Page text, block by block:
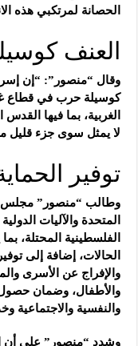
الحصانة لمرتكبي هذه
العنف
وقال “منصور”: “إن
كوسيلة حرب في قطاع
الغربية، بما فيها
لا يمثل سوى جزء قليل
توفير
وطالب “منصور” مجلس
المتحدة والآليات
الفلسطينية المحتلة،
الحالات، إضافة إلى
والإفراج عن الأسرى
والأطفال، وضمان حصول
والنفسية والاجتماعية
وشدد “منصور” على أن